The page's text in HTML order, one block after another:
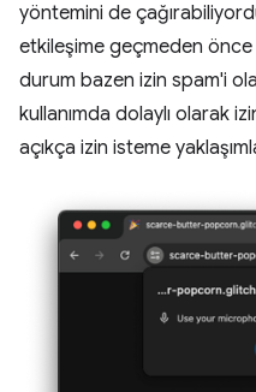
yöntemini de
etkileşime geçmeden önce
durum bazen izin spam'i
kullanımda dolaylı olarak
açıkça izin isteme